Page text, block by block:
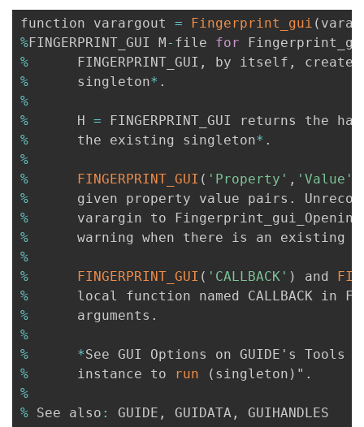
function varargout = Fingerprint_gui (
%FINGERPRINT_GUI M- file for
%
      FINGERPRINT_GUI
, by itself ,
%
      singleton
* .
%
%
      H
=
%
      the existing singleton
* .
%
%
FINGERPRINT_GUI ( 'Property' , 'Value'
%
      given property value pairs
.
%
varargin to
%
warning when there is an existing
%
%
FINGERPRINT_GUI ( 'CALLBACK' ) and
%
local function named CALLBACK in
%
      arguments
.
%
%
*See GUI Options on GUIDE's Tools
%
      instance to
run ( singleton ) " .
%
% See also : GUIDE , GUIDATA , GUIHANDLES